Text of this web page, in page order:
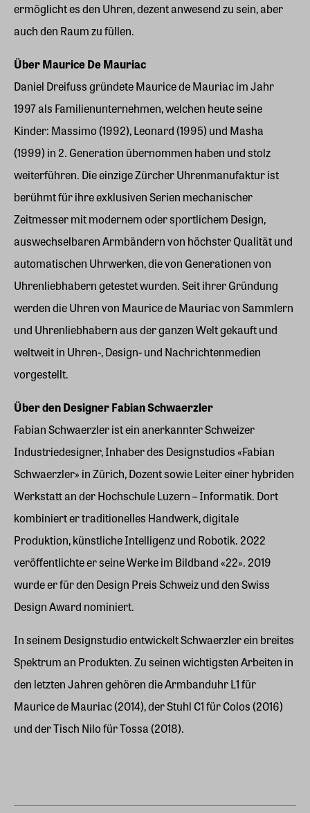
ermöglicht es den Uhren, dezent anwesend zu sein, aber
auch den Raum zu füllen.
Über Maurice De Mauriac
Daniel Dreifuss gründete Maurice de Mauriac im Jahr
1997 als Familienunternehmen, welchen heute seine
Kinder: Massimo (1992), Leonard (1995) und Masha
(1999) in 2. Generation übernommen haben und stolz
weiterführen. Die einzige Zürcher Uhrenmanufaktur ist
berühmt für ihre exklusiven Serien mechanischer
Zeitmesser mit modernem oder sportlichem Design,
auswechselbaren Armbändern von höchster Qualität und
automatischen Uhrwerken, die von Generationen von
Uhrenliebhabern getestet wurden. Seit ihrer Gründung
werden die Uhren von Maurice de Mauriac von Sammlern
und Uhrenliebhabern aus der ganzen Welt gekauft und
weltweit in Uhren-, Design- und Nachrichtenmedien
vorgestellt.
Über den Designer Fabian Schwaerzler
Fabian Schwaerzler ist ein anerkannter Schweizer
Industriedesigner, Inhaber des Designstudios «Fabian
Schwaerzler» in Zürich, Dozent sowie Leiter einer hybriden
Werkstatt an der Hochschule Luzern – Informatik. Dort
kombiniert er traditionelles Handwerk, digitale
Produktion, künstliche Intelligenz und Robotik. 2022
veröffentlichte er seine Werke im Bildband «22». 2019
wurde er für den Design Preis Schweiz und den Swiss
Design Award nominiert.
In seinem Designstudio entwickelt Schwaerzler ein breites
Spektrum an Produkten. Zu seinen wichtigsten Arbeiten in
den letzten Jahren gehören die Armbanduhr L1 für
Maurice de Mauriac (2014), der Stuhl C1 für Colos (2016)
und der Tisch Nilo für Tossa (2018).